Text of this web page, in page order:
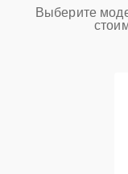
Выберите